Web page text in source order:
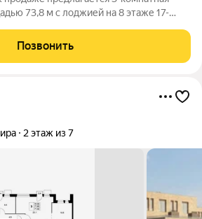
73,8 м с лоджией на 8 этаже 17-
планировка: все комнаты
Позвонить
2 этаж из 7